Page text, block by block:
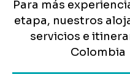
Para más
etapa, nuestros
servicios e
Colombia